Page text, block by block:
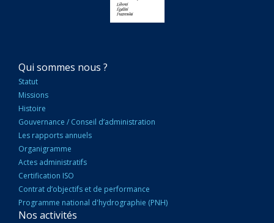
NAVIGATION
PRINCIPALE
Qui sommes nous ?
Statut
Missions
Histoire
Gouvernance / Conseil d’administration
Les rapports annuels
Organigramme
Actes administratifs
Certification ISO
Contrat d’objectifs et de performance
Programme national d'hydrographie (PNH)
Nos activités